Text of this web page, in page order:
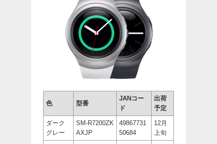
色 型番
JANコー
ド
出荷
予定
ダーク
グレー
SM-R7200ZK
AXJP
49867731
50684
12月
上旬